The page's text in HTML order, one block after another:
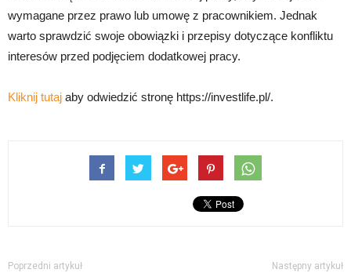
wymagane przez prawo lub umowę z pracownikiem. Jednak
warto sprawdzić swoje obowiązki i przepisy dotyczące konfliktu
interesów przed podjęciem dodatkowej pracy.
Kliknij tutaj aby odwiedzić stronę https://investlife.pl/.
Poprzedni artykuł Następny artykuł